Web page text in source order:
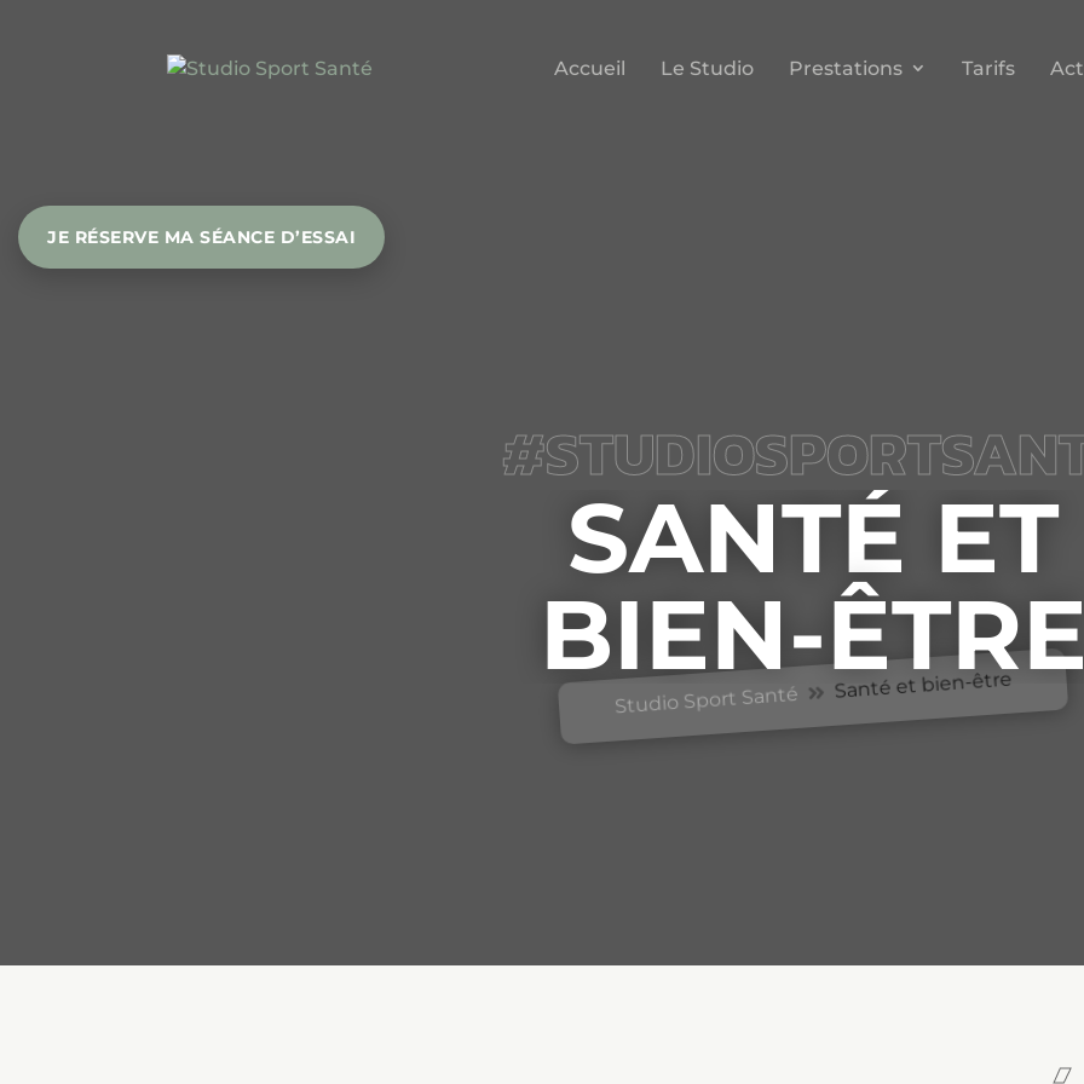
Accueil Le Studio Prestations Tarifs
SANTÉ ET
BIEN-
Studio Sport Santé  Santé et bien-être
JE RÉSERVE MA SÉANCE D’ESSAI